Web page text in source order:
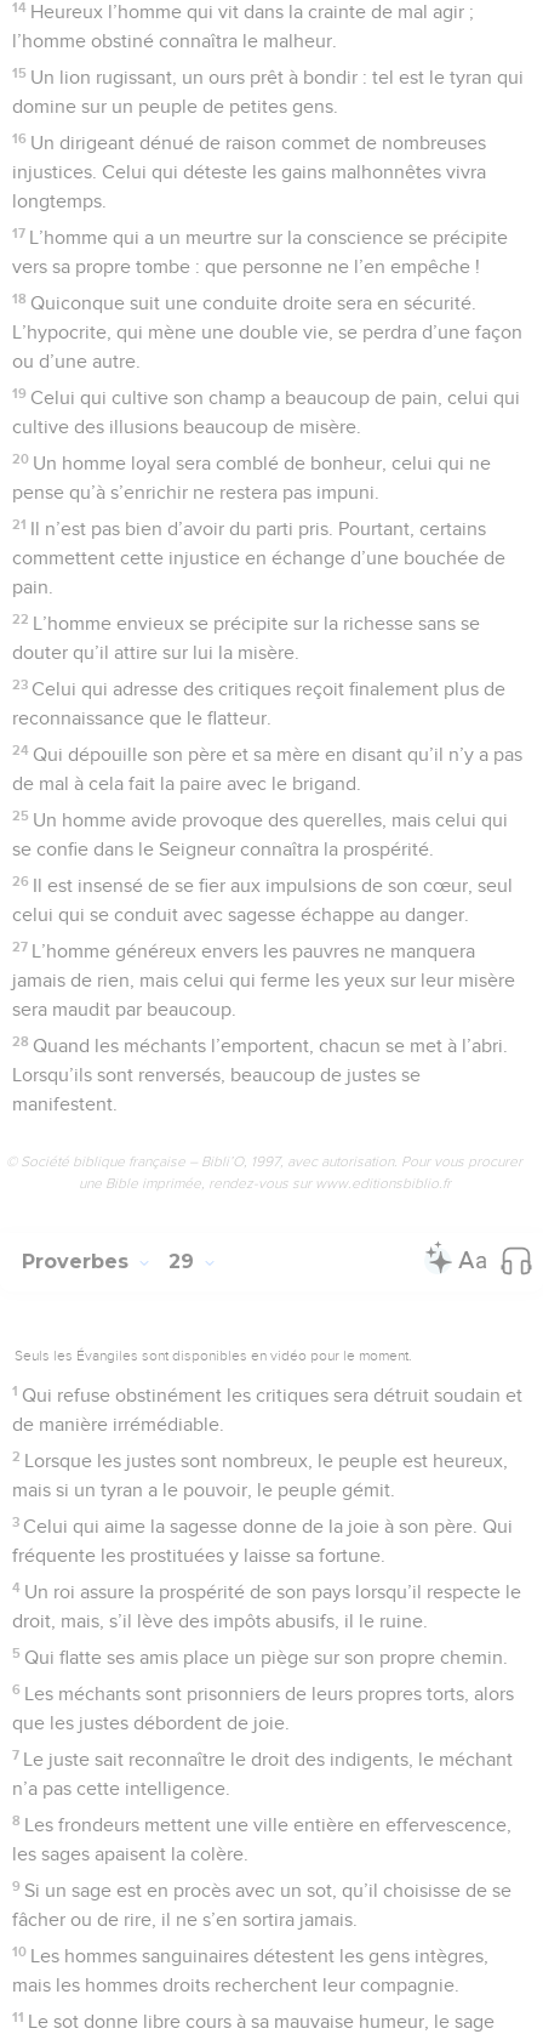
14 Heureux l’homme qui vit dans la crainte de mal agir ;
l’homme obstiné connaîtra le malheur.
15 Un lion rugissant, un ours prêt à bondir : tel est le tyran qui
domine sur un peuple de petites gens.
16 Un dirigeant dénué de raison commet de nombreuses
injustices. Celui qui déteste les gains malhonnêtes vivra
longtemps.
17 L’homme qui a un meurtre sur la conscience se précipite
vers sa propre tombe : que personne ne l’en empêche !
18 Quiconque suit une conduite droite sera en sécurité.
L’hypocrite, qui mène une double vie, se perdra d’une façon
ou d’une autre.
19 Celui qui cultive son champ a beaucoup de pain, celui qui
cultive des illusions beaucoup de misère.
20 Un homme loyal sera comblé de bonheur, celui qui ne
pense qu’à s’enrichir ne restera pas impuni.
21 Il n’est pas bien d’avoir du parti pris. Pourtant, certains
commettent cette injustice en échange d’une bouchée de
pain.
22 L’homme envieux se précipite sur la richesse sans se
douter qu’il attire sur lui la misère.
23 Celui qui adresse des critiques reçoit finalement plus de
reconnaissance que le flatteur.
24 Qui dépouille son père et sa mère en disant qu’il n’y a pas
de mal à cela fait la paire avec le brigand.
25 Un homme avide provoque des querelles, mais celui qui
se confie dans le Seigneur connaîtra la prospérité.
26 Il est insensé de se fier aux impulsions de son cœur, seul
celui qui se conduit avec sagesse échappe au danger.
27 L’homme généreux envers les pauvres ne manquera
jamais de rien, mais celui qui ferme les yeux sur leur misère
sera maudit par beaucoup.
28 Quand les méchants l’emportent, chacun se met à l’abri.
Lorsqu’ils sont renversés, beaucoup de justes se
manifestent.
© Société biblique française – Bibli’O, 1997, avec autorisation. Pour vous procurer
une Bible imprimée, rendez-vous sur www.editionsbiblio.fr
Proverbes 29
Seuls les Évangiles sont disponibles en vidéo pour le moment.
1 Qui refuse obstinément les critiques sera détruit soudain et
de manière irrémédiable.
2 Lorsque les justes sont nombreux, le peuple est heureux,
mais si un tyran a le pouvoir, le peuple gémit.
3 Celui qui aime la sagesse donne de la joie à son père. Qui
fréquente les prostituées y laisse sa fortune.
4 Un roi assure la prospérité de son pays lorsqu’il respecte le
droit, mais, s’il lève des impôts abusifs, il le ruine.
5 Qui flatte ses amis place un piège sur son propre chemin.
6 Les méchants sont prisonniers de leurs propres torts, alors
que les justes débordent de joie.
7 Le juste sait reconnaître le droit des indigents, le méchant
n’a pas cette intelligence.
8 Les frondeurs mettent une ville entière en effervescence,
les sages apaisent la colère.
9 Si un sage est en procès avec un sot, qu’il choisisse de se
fâcher ou de rire, il ne s’en sortira jamais.
10 Les hommes sanguinaires détestent les gens intègres,
mais les hommes droits recherchent leur compagnie.
11 Le sot donne libre cours à sa mauvaise humeur, le sage